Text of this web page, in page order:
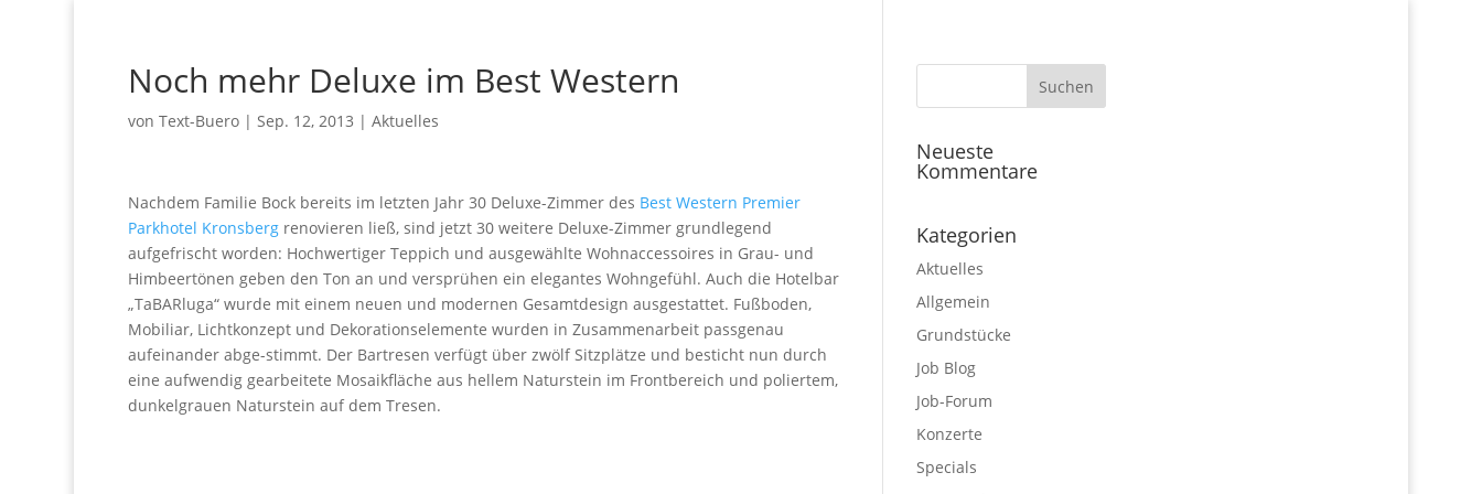
Noch mehr Deluxe im Best Western
vonText-Buero |Sep. 12, 2013 |Aktuelles
Nachdem Familie Bock bereits im letzten Jahr 30 Deluxe-Zimmer des Best Western Premier
Parkhotel Kronsberg renovieren ließ, sind jetzt 30 weitere Deluxe-Zimmer grundlegend
aufgefrischt worden: Hochwertiger Teppich und ausgewählte Wohnaccessoires in Grau- und
Himbeertönen geben den Ton an und versprühen ein elegantes Wohngefühl. Auch die Hotelbar
„TaBARluga“ wurde mit einem neuen und modernen Gesamtdesign ausgestattet. Fußboden,
Mobiliar, Lichtkonzept und Dekorationselemente wurden in Zusammenarbeit passgenau
aufeinander abge-stimmt. Der Bartresen verfügt über zwölf Sitzplätze und besticht nun durch
eine aufwendig gearbeitete Mosaikfläche aus hellem Naturstein im Frontbereich und poliertem,
dunkelgrauen Naturstein auf dem Tresen.
Neueste
Kommentare
Kategorien
Aktuelles
Allgemein
Grundstücke
Job Blog
Job-Forum
Konzerte
Specials